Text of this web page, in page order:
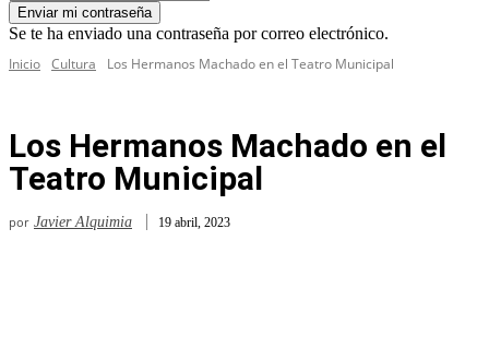
Se te ha enviado una contraseña por correo electrónico.
Inicio Cultura Los Hermanos Machado en el Teatro Municipal
Los Hermanos Machado en el
Teatro Municipal
por Javier Alquimia 19 abril, 2023